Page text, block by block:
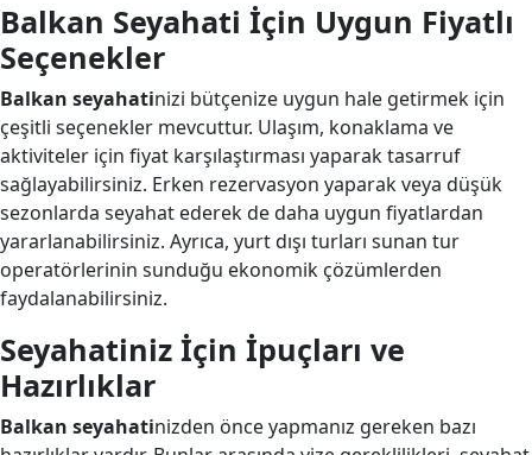
Balkan Seyahati İçin Uygun Fiyatlı
Seçenekler
Balkan seyahatinizi bütçenize uygun hale getirmek için
çeşitli seçenekler mevcuttur. Ulaşım, konaklama ve
aktiviteler için fiyat karşılaştırması yaparak tasarruf
sağlayabilirsiniz. Erken rezervasyon yaparak veya düşük
sezonlarda seyahat ederek de daha uygun fiyatlardan
yararlanabilirsiniz. Ayrıca, yurt dışı turları sunan tur
operatörlerinin sunduğu ekonomik çözümlerden
faydalanabilirsiniz.
Seyahatiniz İçin İpuçları ve
Hazırlıklar
Balkan seyahatinizden önce yapmanız gereken bazı